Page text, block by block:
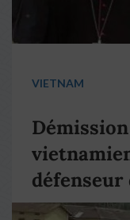
VIETNAM
défenseur
pape